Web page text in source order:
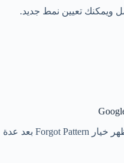
ويمكنك تعيين نمط جديد.
في بعض إصدارات الأندرويد القديمة يظهر خيار Forgot Pattern بعد عدة